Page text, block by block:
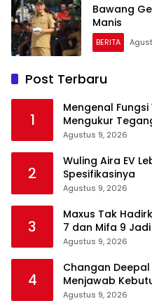
Bawang
Manis
BERITA
Post Terbaru
1
Mengenal
Mengukur
Agustus 9, 2026
2
Wuling Aira EV
Spesifikasinya
Agustus 9, 2026
3
Maxus Tak
7 dan Mifa 9
Agustus 9, 2026
4
Changan Deepal
Menjawab
Agustus 9, 2026